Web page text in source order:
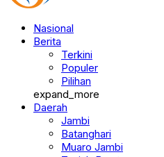
Nasional
Berita
Terkini
Populer
Pilihan
expand_more
Daerah
Jambi
Batanghari
Muaro Jambi